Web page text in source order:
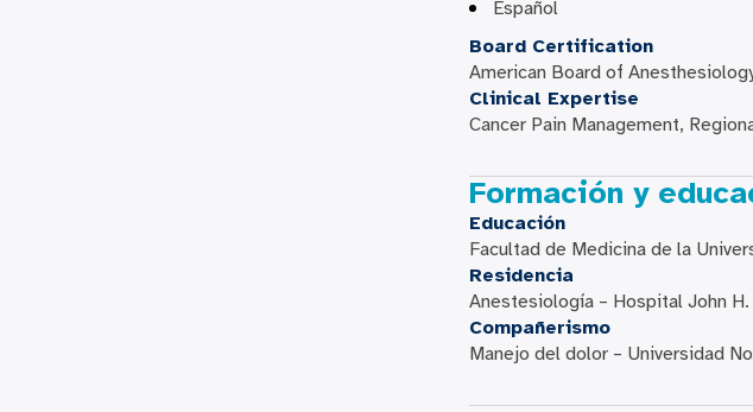
Español
Board Certification
American Board of
Clinical Expertise
Cancer Pain Management,
Formación y
Educación
Facultad de Medicina de la
Residencia
Anestesiología – Hospital John
Compañerismo
Manejo del dolor – Universidad